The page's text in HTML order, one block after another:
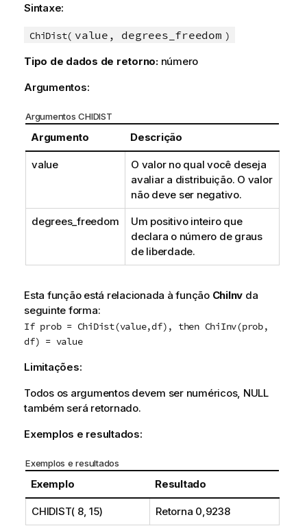
Sintaxe:
ChiDist( value, degrees_freedom )
Tipo de dados de retorno: número
Argumentos:
Argumentos CHIDIST
Argumento Descrição
value
O valor no qual você deseja
avaliar a distribuição. O valor
não deve ser negativo.
degrees_freedom
Um positivo inteiro que
declara o número de graus
de liberdade.
Esta função está relacionada à função ChiInv da
seguinte forma:
If prob = ChiDist(value,df), then ChiInv(prob,
df) = value
Limitações:
Todos os argumentos devem ser numéricos, NULL
também será retornado.
Exemplos e resultados:
Exemplos e resultados
Exemplo Resultado
CHIDIST( 8, 15) Retorna 0,9238